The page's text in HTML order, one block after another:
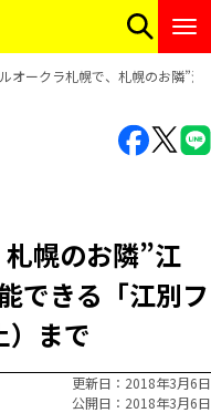
オークラ札幌で、札幌のお隣”
幌のお隣”江
できる「江別フ
）まで
更新日
2018年3月6日
公開日
2018年3月6日